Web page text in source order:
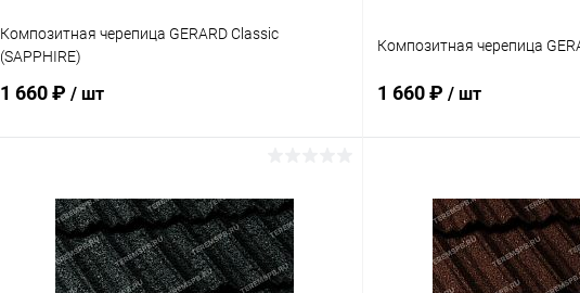
Композитная черепица GERARD Classic
(SAPPHIRE)
1 660 ₽ / шт
Купить в 1 клик Сравнение
В избранное Под заказ
Композитная черепица
1 660 ₽ / шт
Купить в 1 клик
В избранное